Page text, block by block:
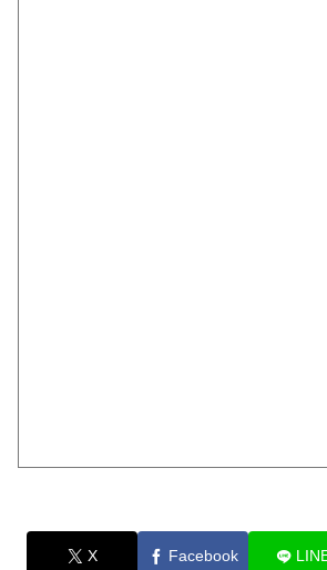
X Facebook